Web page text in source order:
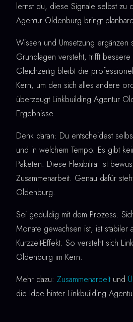
lernst du, diese Signale selbst zu
Agentur Oldenburg bringt
Wissen und Umsetzung ergänzen
Grundlagen versteht, trifft bessere
Gleichzeitig bleibt die
Kern, um den sich alles andere
überzeugt Linkbuilding Agentur
Ergebnisse.
Denk daran: Du entscheidest
und in welchem Tempo. Es gibt
Paketen. Diese Flexibilität ist
Zusammenarbeit. Genau dafür
Oldenburg.
Sei geduldig mit dem Prozess.
Monate gewachsen ist, ist stabiler
Kurzzeit-Effekt. So versteht sich
Oldenburg im Kern.
Mehr dazu: Zusammenarbeit und
die Idee hinter Linkbuilding